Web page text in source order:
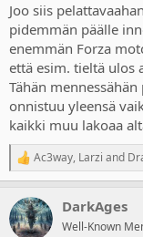
Joo siis
pidemmän päälle
enemmän Forza
että esim. tieltä ulos
Tähän
onnistuu yleensä
kaikki muu lakoaa
R
e
c
t
Ac3way, Larzi and
DarkAges
Well-Known